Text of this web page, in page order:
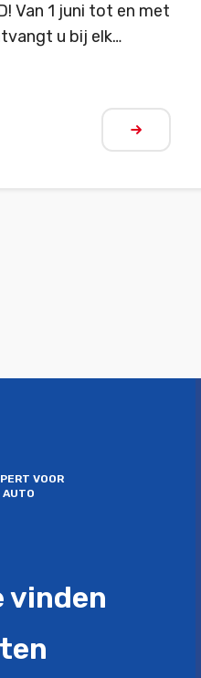
Van 1 juni tot en met
u bij elk
prijzen, zoals een
of
voor
Meer lezen
VOOR
AUTO
vinden